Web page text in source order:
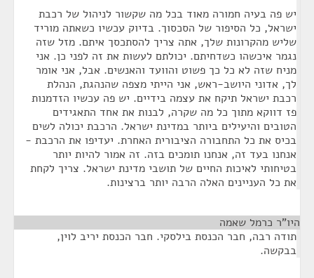
יש פה בעיה חמורה מאוד בכל מה שקשור לניהול של רכבת
ישראל, כל הסיפור של הסכסוך. בדיוק עכשיו כשאתה מוריד
שליש מהקרונות שלך, אתה צריך להסתכסך איתם. מזל שזה
נגמר איכשהו כשדחיתם. יכולתם לעשות את זה לפני כן. אני
מניח שזה לא כל כך פשוט והוועד והאנשים. אבל, אני אומר
לך, אדוני היושב-ראש, אני הייתי מצפה שהנהגת, הנהלת
רכבת ישראל תיקח את עצמה בידיים. יש פה עכשיו הזדמנות
פז דווקא מתוך כל מה שקרה, לבנות את אחד התאגידים
הטובים והיעילים ביותר במדינת ישראל. הרכבת יכולה לשים
בכיס את כל התחבורה הציבורית האחרת. יעדיפו את הרכבת -
אנחנו בעד זה, אנחנו תומכים בזה. זה אמור להיות יותר
בטיחותי לאיכות החיים של תושבי מדינת ישראל. צריך לקחת
את כל העניינים האלה הרבה יותר ברצינות.
היו"ר כרמל שאמה
תודה רבה, חבר הכנסת בילסקי. חבר הכנסת יריב לוין,
בבקשה.